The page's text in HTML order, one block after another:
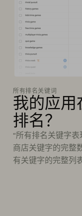
所有排名关键词
我的应用
排名？
“所有排名关键字
商店关键字的完整
有关键字的完整列表